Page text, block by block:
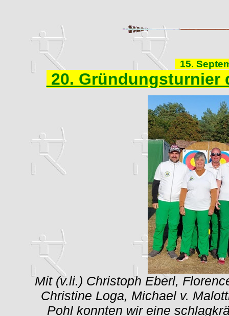
15.
20. Gründungsturnier
Mit (v.li.) Christoph Eberl,
Christine Loga, Michael v.
Pohl konnten wir eine